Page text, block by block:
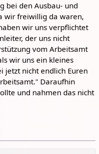
bei den Ausbau- und
wir freiwillig da waren,
wir uns verpflichtet
der uns nicht
vom Arbeitsamt
wir uns ein kleines
jetzt nicht endlich Euren
Daraufhin
und nahmen das nicht